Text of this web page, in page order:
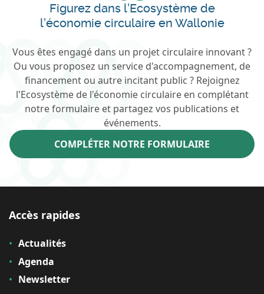
Figurez dans l’Ecosystème de
l’économie circulaire en Wallonie
Vous êtes engagé dans un projet circulaire innovant ?
Ou vous proposez un service d'accompagnement, de
financement ou autre incitant public ? Rejoignez
l'Ecosystème de l'économie circulaire en complétant
notre formulaire et partagez vos publications et
événements.
COMPLÉTER NOTRE FORMULAIRE
Accès rapides
Actualités
Agenda
Newsletter